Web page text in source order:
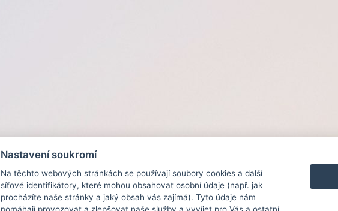
Nastavení soukromí
Na těchto webových stránkách se používají soubory cookies a další
síťové identifikátory, které mohou obsahovat osobní údaje (např. jak
procházíte naše stránky a jaký obsah vás zajímá). Tyto údaje nám